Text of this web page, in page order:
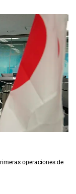
operaciones de